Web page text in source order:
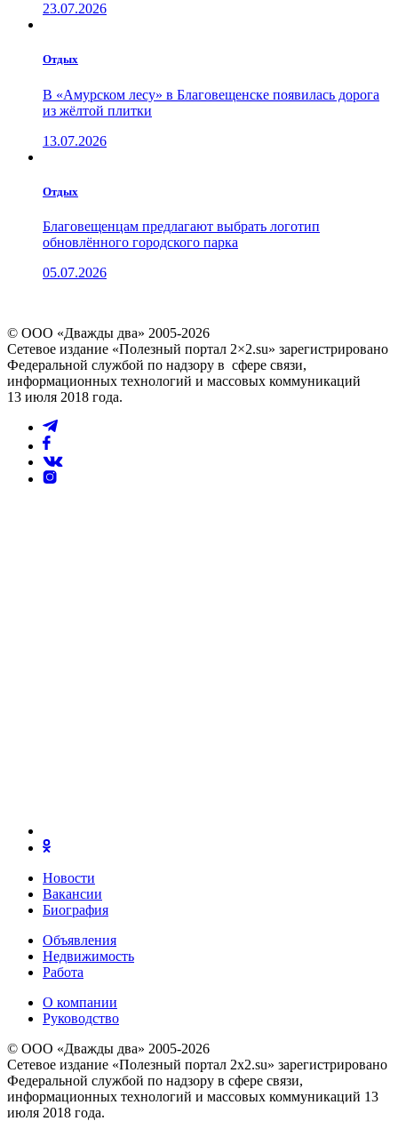
23.07.2026
Отдых
В «Амурском лесу» в Благовещенске появилась дорога
из жёлтой плитки
13.07.2026
Отдых
Благовещенцам предлагают выбрать логотип
обновлённого городского парка
05.07.2026
© ООО «Дважды два» 2005-2026
Сетевое издание «Полезный портал 2×2.su» зарегистрировано
Федеральной службой по надзору в сфере связи,
информационных технологий и массовых коммуникаций
13 июля 2018 года.
Новости
Вакансии
Биография
Объявления
Недвижимость
Работа
О компании
Руководство
© ООО «Дважды два» 2005-2026
Сетевое издание «Полезный портал 2x2.su» зарегистрировано
Федеральной службой по надзору в сфере связи,
информационных технологий и массовых коммуникаций 13
июля 2018 года.